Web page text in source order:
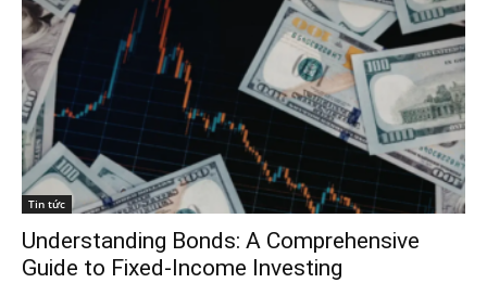
Tin tức
Understanding Bonds: A Comprehensive
Guide to Fixed-Income Investing